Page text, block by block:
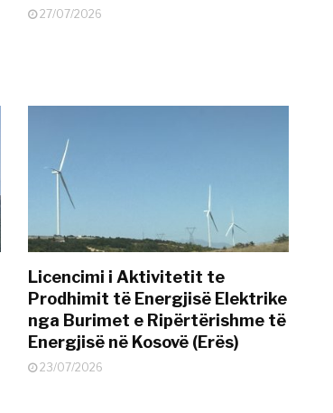
27/07/2026
Licencimi i Aktivitetit te
Prodhimit të Energjisë Elektrike
nga Burimet e Ripërtërishme të
Energjisë në Kosovë (Erës)
23/07/2026